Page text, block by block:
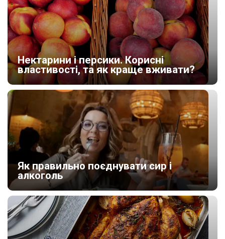
Нектарини і персики. Корисні
властивості, та як краще вживати?
Як правильно поєднувати сир і
алкоголь